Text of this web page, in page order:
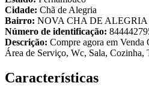
Cidade: Chã de Alegria
Bairro: NOVA CHA DE ALEGRIA
Número de identificação:
Descrição: Compre agora em Venda
Área de Serviço, Wc, Sala, Cozinha,
Características